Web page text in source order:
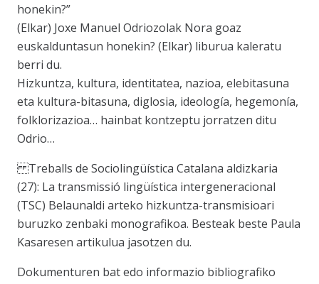
honekin?”
(Elkar) Joxe Manuel Odriozolak Nora goaz
euskalduntasun honekin? (Elkar) liburua kaleratu
berri du.
Hizkuntza, kultura, identitatea, nazioa, elebitasuna
eta kultura-bitasuna, diglosia, ideología, hegemonía,
folklorizazioa… hainbat kontzeptu jorratzen ditu
Odrio…
Treballs de Sociolingüística Catalana aldizkaria
(27): La transmissió lingüística intergeneracional
(TSC) Belaunaldi arteko hizkuntza-transmisioari
buruzko zenbaki monografikoa. Besteak beste Paula
Kasaresen artikulua jasotzen du.
Dokumenturen bat edo informazio bibliografiko